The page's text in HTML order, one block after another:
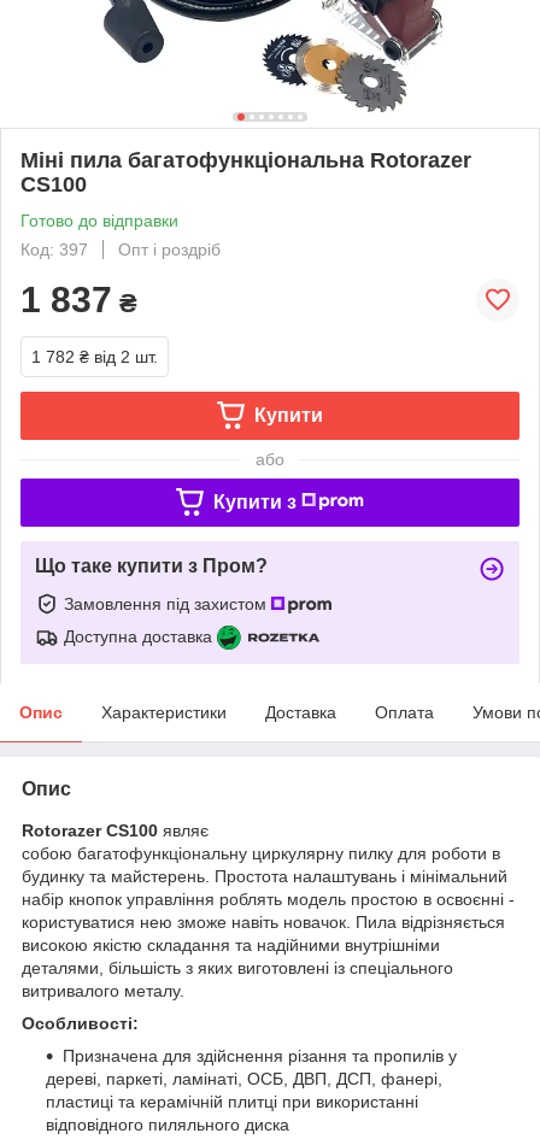
Міні пила багатофункціональна Rotorazer
CS100
Готово до відправки
Код: 397
Опт і роздріб
1 837 ₴
1 782 ₴ від 2 шт.
Купити
або
Купити з
Що таке купити з Пром?
Замовлення під захистом
Доступна доставка
Опис Характеристики Доставка Оплата Умови
Опис
Rotorazer CS100 являє
собою багатофункціональну циркулярну пилку для роботи в
будинку та майстерень. Простота налаштувань і мінімальний
набір кнопок управління роблять модель простою в освоєнні -
користуватися нею зможе навіть новачок. Пила відрізняється
високою якістю складання та надійними внутрішніми
деталями, більшість з яких виготовлені із спеціального
витривалого металу.
Особливості:
Призначена для здійснення різання та пропилів у
дереві, паркеті, ламінаті, ОСБ, ДВП, ДСП, фанері,
пластиці та керамічній плитці при використанні
відповідного пиляльного диска